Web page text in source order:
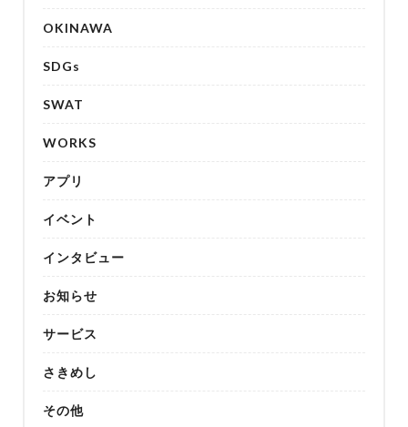
OKINAWA
SDGs
SWAT
WORKS
アプリ
イベント
インタビュー
お知らせ
サービス
さきめし
その他